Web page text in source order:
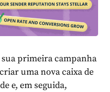
primeira campanha
uma nova caixa de
e, em seguida,